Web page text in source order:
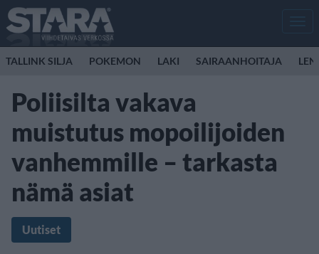
TALLINK SILJA POKEMON LAKI SAIRAANHOITAJA
Poliisilta vakava
muistutus mopoilijoiden
vanhemmille – tarkasta
nämä asiat
Uutiset